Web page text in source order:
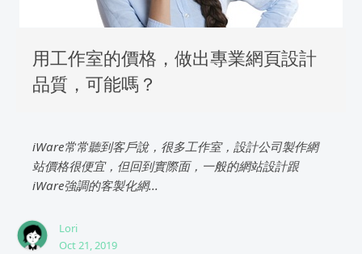
用工作室的價格，做出專業網頁設計
品質，可能嗎？
iWare常常聽到客戶說，很多工作室，設計公司製作網
站價格很便宜，但回到實際面，一般的網站設計跟
iWare強調的客製化網...
Lori
Oct 21, 2019